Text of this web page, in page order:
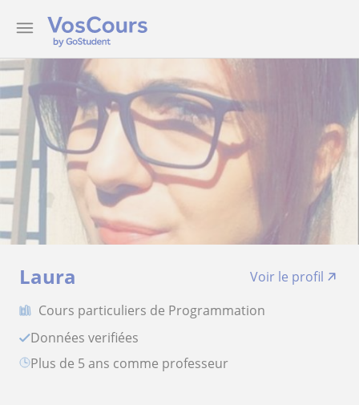
Laura
Voir le profil
Cours particuliers de Programmation
Données verifiées
plus de 5 ans comme professeur